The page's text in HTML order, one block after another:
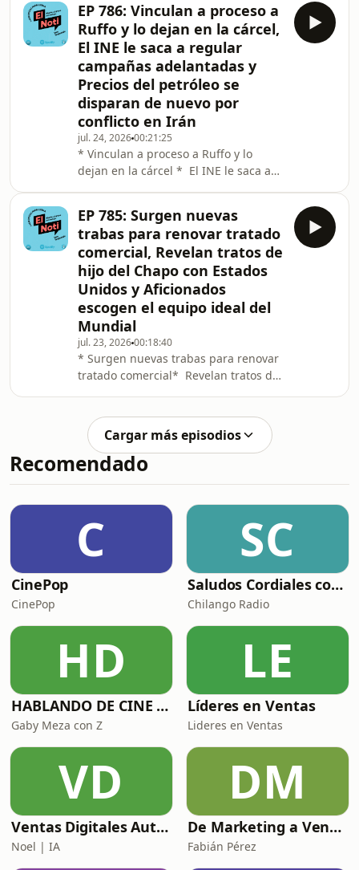
en examen
EP 786: Vinculan a proceso a
Ruffo y lo dejan en la cárcel,
El INE le saca a regular
campañas adelantadas y
Precios del petróleo se
disparan de nuevo por
conflicto en Irán
jul. 24, 202600:21:25
* Vinculan a proceso a Ruffo y lo
dejan en la cárcel * El INE le saca a
nuevo por conflicto en Irán
EP 785: Surgen nuevas
trabas para renovar tratado
comercial, Revelan tratos de
hijo del Chapo con Estados
Unidos y Aficionados
escogen el equipo ideal del
Mundial
jul. 23, 202600:18:40
* Surgen nuevas trabas para renovar
tratado comercial* Revelan tratos de
del Mundial
Cargar más episodios
Recomendado
C
CinePop
CinePop
SC
Saludos Cordiales con Gaby Meza
Chilango Radio
HD
HABLANDO DE CINE CON
Gaby Meza con Z
LE
Líderes en Ventas
Lideres en Ventas
VD
Ventas Digitales Automotrices: De BDC a DCA
Noel | IA
DM
De Marketing a Ventas
Fabián Pérez